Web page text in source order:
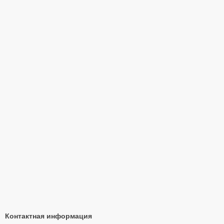
Контактная информация